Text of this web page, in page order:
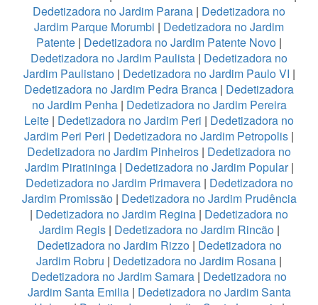
Dedetizadora no Jardim Parana | Dedetizadora no
Jardim Parque Morumbi | Dedetizadora no Jardim
Patente | Dedetizadora no Jardim Patente Novo |
Dedetizadora no Jardim Paulista | Dedetizadora no
Jardim Paulistano| Dedetizadora no Jardim Paulo VI |
Dedetizadora no Jardim Pedra Branca | Dedetizadora
no Jardim Penha| Dedetizadora no Jardim Pereira
Leite | Dedetizadora no Jardim Peri | Dedetizadora no
Jardim Peri Peri | Dedetizadora no Jardim Petropolis |
Dedetizadora no Jardim Pinheiros | Dedetizadora no
Jardim Piratininga| Dedetizadora no Jardim Popular|
Dedetizadora no Jardim Primavera| Dedetizadora no
Jardim Promissão| Dedetizadora no Jardim Prudência
| Dedetizadora no Jardim Regina | Dedetizadora no
Jardim Regis| Dedetizadora no Jardim Rincão|
Dedetizadora no Jardim Rizzo| Dedetizadora no
Jardim Robru | Dedetizadora no Jardim Rosana |
Dedetizadora no Jardim Samara | Dedetizadora no
Jardim Santa Emilia| Dedetizadora no Jardim Santa